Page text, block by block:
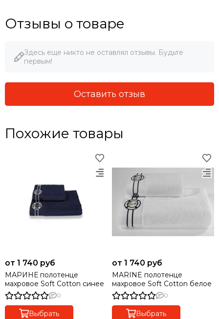
Отзывы о товаре
Здесь еще никто не оставлял отзывы. Будьте
первым!
Оставить отзыв
Похожие товары
от 1 740 руб
МАРИНЕ полотенце
махровое Soft Cotton синее
0
Выбрать
от 1 740 руб
MARINE полотенце
махровое Soft Cotton белое
0
Выбрать